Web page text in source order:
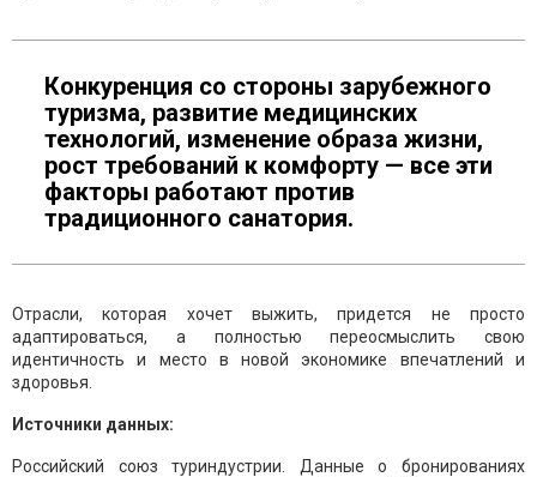
Конкуренция со стороны зарубежного
туризма, развитие медицинских
технологий, изменение образа жизни,
рост требований к комфорту — все эти
факторы работают против
традиционного санатория.
Отрасли, которая хочет выжить, придется не просто
адаптироваться, а полностью переосмыслить свою
идентичность и место в новой экономике впечатлений и
здоровья.
Источники данных:
Российский союз туриндустрии. Данные о бронированиях